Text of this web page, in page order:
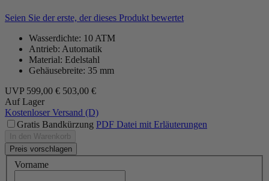
Seien Sie der erste, der dieses Produkt bewertet
Wasserdichte: 10 ATM
Antrieb: Automatik
Material: Edelstahl
Gehäusebreite: 35 mm
UVP 599,00 € 503,00 €
Auf Lager
Kostenloser Versand (D)
Gratis Bandkürzung PDF Datei mit Erläuterungen
In den Warenkorb
Preis vorschlagen
Vorname